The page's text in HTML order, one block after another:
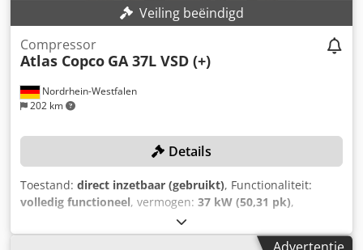
Veiling beëindigd
Nordrhein-Westfalen
202 km
Compressor
Atlas Copco GA 37L VSD (+)
Details
Toestand: direct inzetbaar (gebruikt), Functionaliteit:
volledig functioneel, vermogen: 37 kW (50,31 pk),
, druk (max.):13 bar
1.500 l, toerental (max.):3.800 rpm, volumestroom:475,2